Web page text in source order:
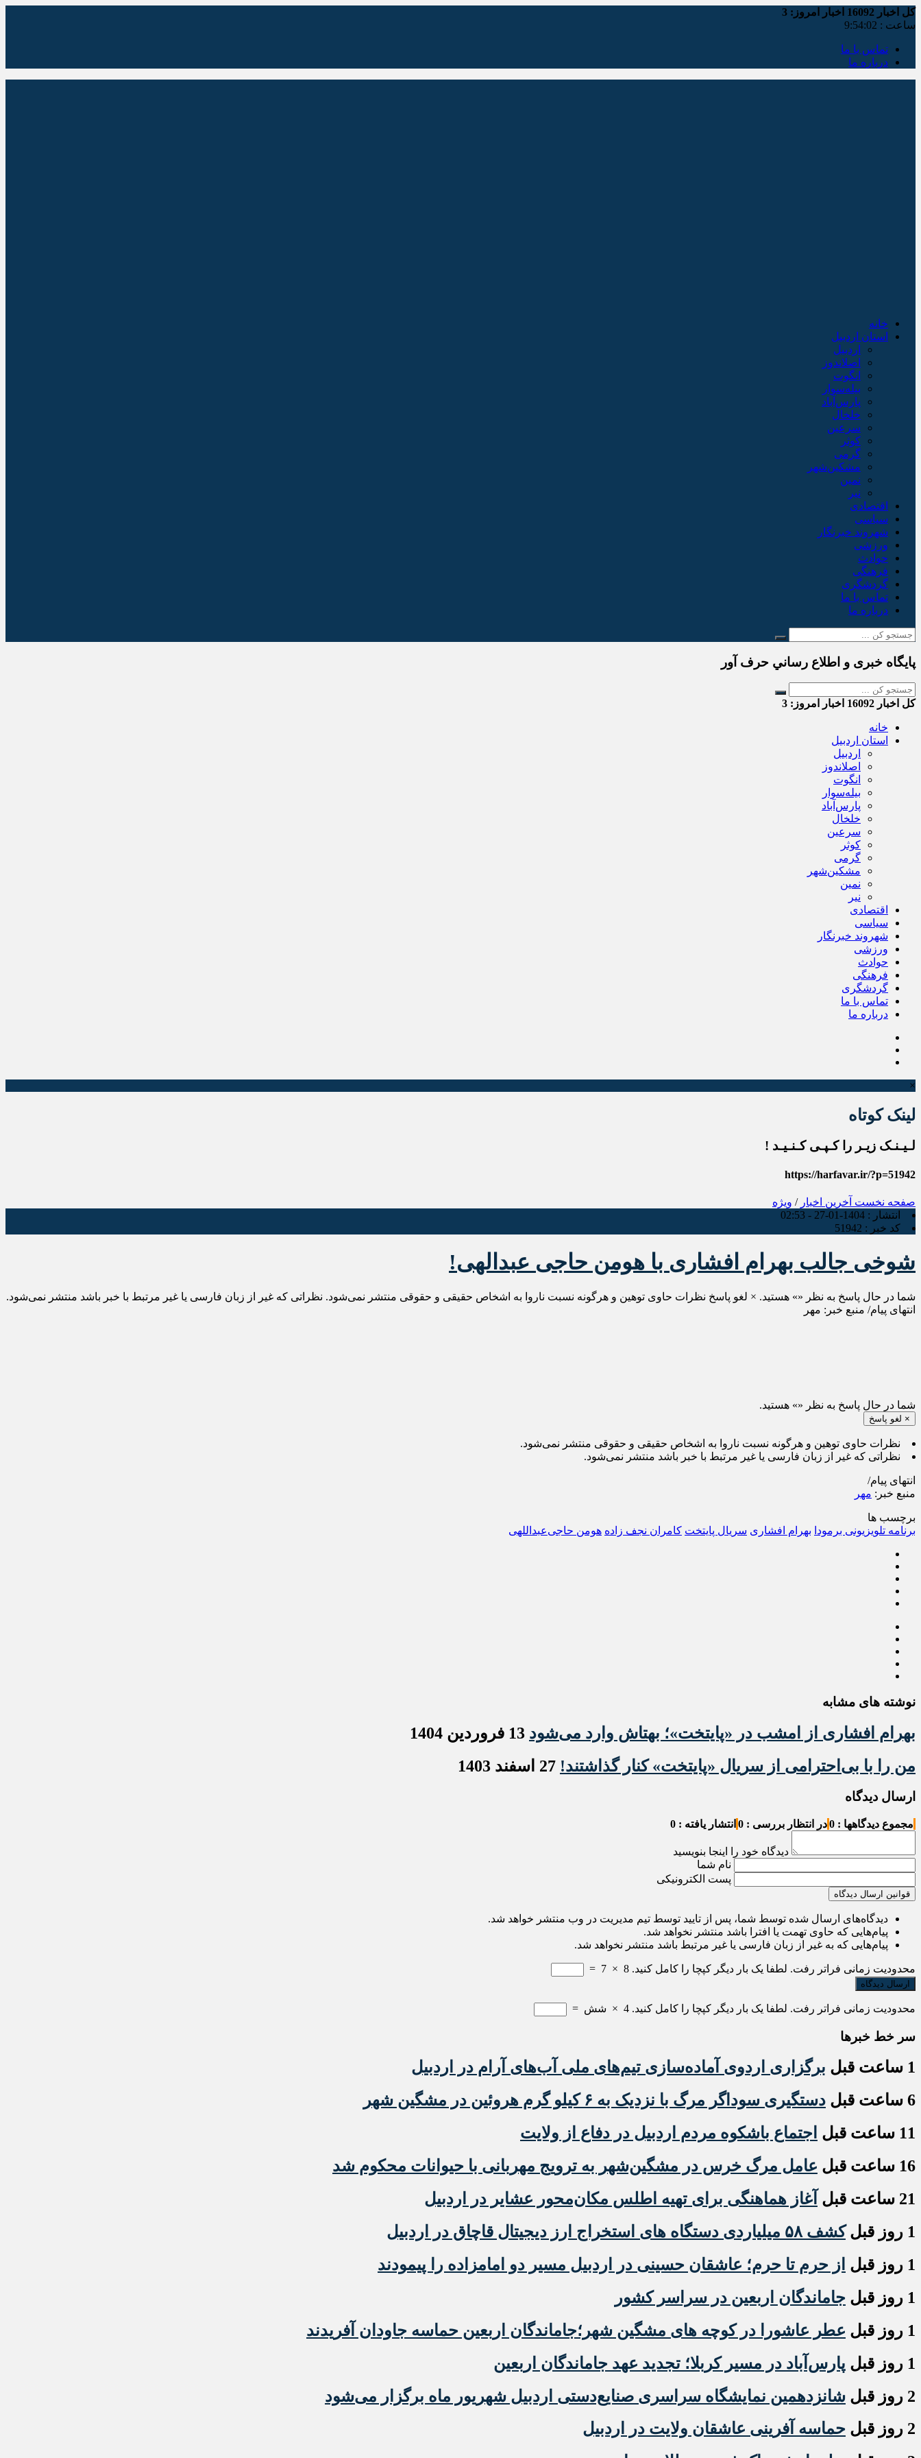
کل اخبار اخبار امروز: 3
ساعت : 9:54:02
تماس با ما
درباره ما
خانه
استان اردبیل
اردبیل
اصلاندوز
انگوت
بیله‌سوار
پارس‌آباد
خلخال
سرعین
کوثر
گرمی
مشکین‌شهر
نمین
نیر
اقتصادی
سیاسی
شهروند خبرنگار
ورزشی
حوادث
فرهنگی
گردشگری
تماس با ما
درباره ما
پایگاه خبری و اطلاع رساني حرف آور
کل اخبار اخبار امروز: 3
خانه
استان اردبیل
اردبیل
اصلاندوز
انگوت
بیله‌سوار
پارس‌آباد
خلخال
سرعین
کوثر
گرمی
مشکین‌شهر
نمین
نیر
اقتصادی
سیاسی
شهروند خبرنگار
ورزشی
حوادث
فرهنگی
گردشگری
تماس با ما
درباره ما
×
لینک کوتاه
لـیـنـک زیـر را کـپـی کـنـیـد !
https://harfavar.ir/?p=51942
صفحه نخست آخرین اخبار / ویژه
انتشار : 1404-01-27 - 02:53
کد خبر : 51942
شوخی جالب بهرام افشاری با هومن حاجی عبدالهی!
شما در حال پاسخ به نظر «» هستید. × لغو پاسخ نظرات حاوی توهین و هرگونه نسبت ناروا به اشخاص حقیقی و حقوقی منتشر نمی‌شود. نظراتی که غیر از زبان فارسی یا غیر مرتبط با خبر باشد منتشر نمی‌شود.
انتهای پیام/ منبع خبر: مهر
شما در حال پاسخ به نظر «» هستید.
× لغو پاسخ
نظرات حاوی توهین و هرگونه نسبت ناروا به اشخاص حقیقی و حقوقی منتشر نمی‌شود.
نظراتی که غیر از زبان فارسی یا غیر مرتبط با خبر باشد منتشر نمی‌شود.
انتهای پیام/
منبع خبر: مهر
برچسب ها
برنامه تلویزیونی برمودا بهرام افشاری سریال پایتخت کامران نجف زاده هومن حاجی‌عبداللهی
نوشته های مشابه
بهرام افشاری از امشب در «پایتخت»؛ بهتاش وارد می‌شود
من را با بی‌احترامی از سریال «پایتخت» کنار گذاشتند!
ارسال دیدگاه
مجموع دیدگاهها : 0 در انتظار بررسی : 0 انتشار یافته : 0
دیدگاه خود را اینجا بنویسید
نام شما
پست الکترونیکی
قوانین ارسال دیدگاه
دیدگاه‌های ارسال شده توسط شما، پس از تایید توسط تیم مدیریت در وب منتشر خواهد شد.
پیام‌هایی که حاوی تهمت یا افترا باشد منتشر نخواهد شد.
پیام‌هایی که به غیر از زبان فارسی یا غیر مرتبط باشد منتشر نخواهد شد.
محدودیت زمانی فراتر رفت. لطفا یک بار دیگر کپچا را کامل کنید. 8
×
7
=
محدودیت زمانی فراتر رفت. لطفا یک بار دیگر کپچا را کامل کنید. 4
× شش =
سر خط خبرها
1 ساعت قبل
برگزاری اردوی آماده‌سازی تیم‌های ملی آب‌های آرام در اردبیل
6 ساعت قبل
دستگیری سوداگر مرگ با نزدیک به ۶ کیلو گرم هروئین در مشگین شهر
11 ساعت قبل
اجتماع باشکوه مردم اردبیل در دفاع از ولایت
16 ساعت قبل
عامل مرگ خرس در مشگین‌شهر به ترویج مهربانی با حیوانات محکوم شد
21 ساعت قبل
آغاز هماهنگی برای تهیه اطلس مکان‌محور عشایر در اردبیل
1 روز قبل
کشف ۵۸ میلیاردی دستگاه های استخراج ارز دیجیتال قاچاق در اردبیل
1 روز قبل
از حرم تا حرم؛ عاشقان حسینی در اردبیل مسیر دو امامزاده را پیمودند
1 روز قبل
جاماندگان اربعین در سراسر کشور
1 روز قبل
عطر عاشورا در کوچه های مشگین شهر؛جاماندگان اربعین حماسه جاودان آفریدند
1 روز قبل
پارس‌آباد در مسیر کربلا؛ تجدید عهد جاماندگان اربعین
2 روز قبل
شانزدهمین نمایشگاه سراسری صنایع‌دستی اردبیل شهریور ماه برگزار می‌شود
2 روز قبل
حماسه آفرینی عاشقان ولایت در اردبیل